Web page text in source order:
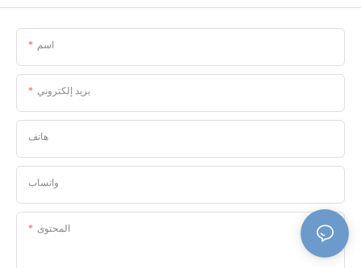
اسم
بريد إلكتروني
هاتف
واتساب
المحتوى